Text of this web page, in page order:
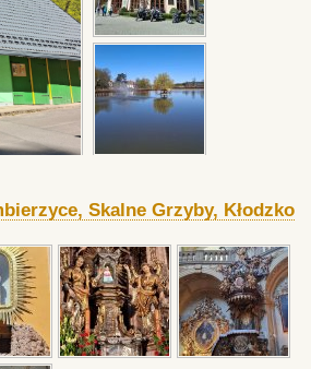
Skalne Grzyby, Kłodzko